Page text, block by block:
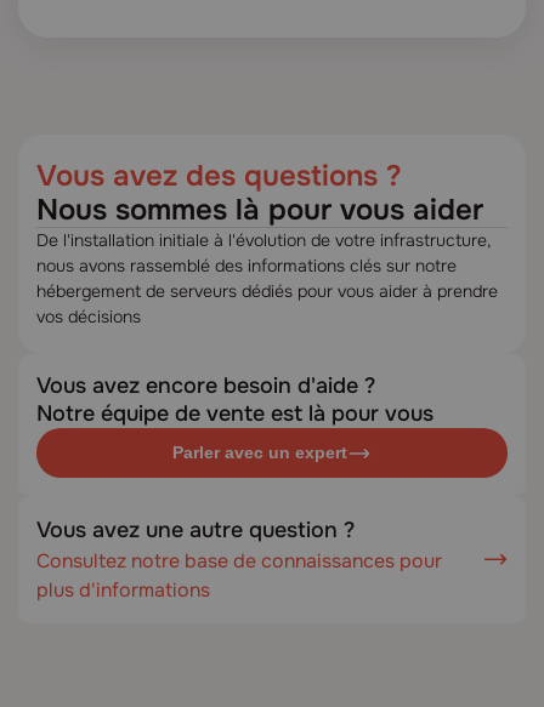
Vous avez des questions ?
Nous sommes là pour vous aider
De l'installation initiale à l'évolution de votre infrastructure,
nous avons rassemblé des informations clés sur notre
hébergement de serveurs dédiés pour vous aider à prendre
vos décisions
Vous avez encore besoin d'aide ?
Notre équipe de vente est là pour vous
Parler avec un expert
Vous avez une autre question ?
Consultez notre base de connaissances pour
plus d'informations